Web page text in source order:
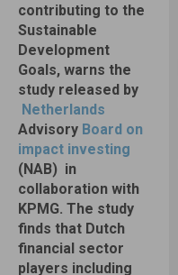
contributing to the
Sustainable
Development
Goals, warns the
study released by
Netherlands
Advisory Board on
impact investing
(NAB) in
collaboration with
KPMG. The study
finds that Dutch
financial sector
players including